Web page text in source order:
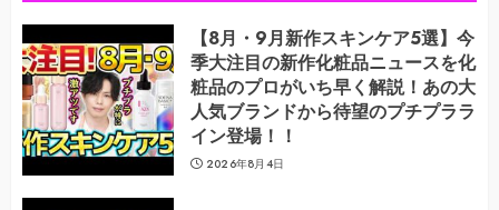
【8月・9月新作スキンケア5選】今
季大注目の新作化粧品ニュースを化
粧品のプロがいち早く解説！あの大
人気ブランドから待望のプチプララ
イン登場！！
2026年8月4日